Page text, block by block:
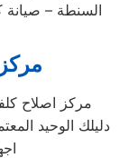
السنطة – صيانة
مركز اصلاح